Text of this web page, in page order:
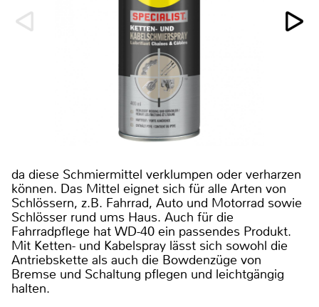
da diese Schmiermittel verklumpen oder verharzen
können. Das Mittel eignet sich für alle Arten von
Schlössern, z.B. Fahrrad, Auto und Motorrad sowie
Schlösser rund ums Haus. Auch für die
Fahrradpflege hat WD-40 ein passendes Produkt.
Mit Ketten- und Kabelspray lässt sich sowohl die
Antriebskette als auch die Bowdenzüge von
Bremse und Schaltung pflegen und leichtgängig
halten.